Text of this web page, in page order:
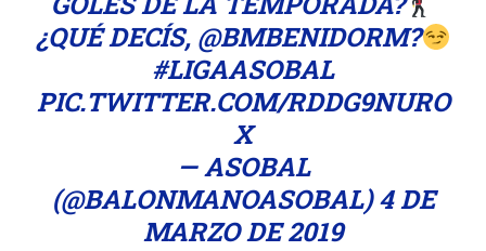
¿QUÉ DECÍS, @BMBENIDORM?
#LIGAASOBAL
PIC.TWITTER.COM/RDDG9NURO
X
— ASOBAL
(@BALONMANOASOBAL)4 DE
MARZO DE 2019